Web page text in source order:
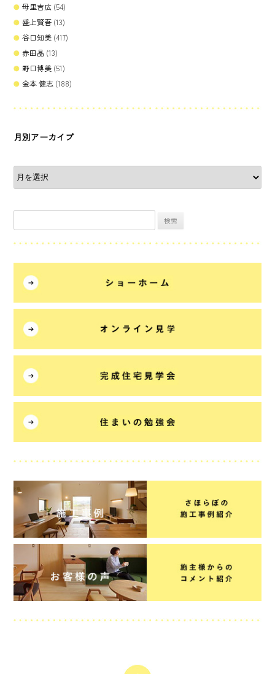
母里吉広 (54)
盛上賢吾 (13)
谷口知美 (417)
赤田晶 (13)
野口博美 (51)
金本 健志 (188)
月別アーカイブ